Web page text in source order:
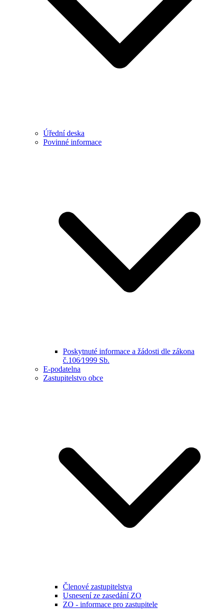
Úřední deska
Povinné informace
Poskytnuté informace a žádosti dle zákona
č.106⁄1999 Sb.
E-podatelna
Zastupitelstvo obce
Členové zastupitelstva
Usnesení ze zasedání ZO
ZO - informace pro zastupitele